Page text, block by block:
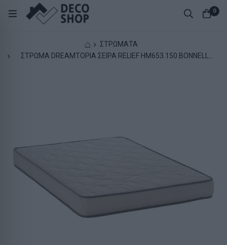
0
⌂
ΣΤΡΩΜΑΤΑ
ΣΤΡΩΜΑ DREAMTOPIA ΣΕΙΡΑ RELIEF HM653.150 BONNELL